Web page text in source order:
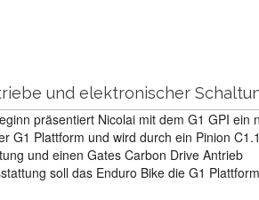
und elektronischer
präsentiert Nicolai mit dem G1 GPI ein
G1 Plattform und wird durch ein Pinion
und einen Gates Carbon Drive Antrieb
soll das Enduro Bike die G1